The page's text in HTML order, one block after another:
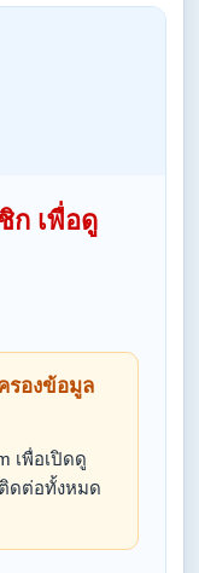
ก เพื่อดู
รองข้อมูล
เพื่อเปิดดู
ติดต่อทั้งหมด